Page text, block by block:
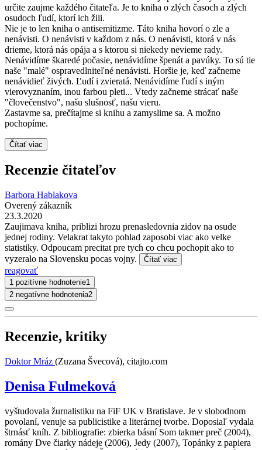
určite zaujme každého čitateľa. Je to kniha o zlých časoch a zlých
osudoch ľudí, ktorí ich žili.
Nie je to len kniha o antisemitizme. Táto kniha hovorí o zle a
nenávisti. O nenávisti v každom z nás. O nenávisti, ktorá v nás
drieme, ktorá nás opája a s ktorou si niekedy nevieme rady.
Nenávidíme škaredé počasie, nenávidíme špenát a pavúky. To sú tie
naše "malé" ospravedlniteľné nenávisti. Horšie je, keď začneme
nenávidieť živých. Ľudí i zvieratá. Nenávidíme ľudí s iným
vierovyznaním, inou farbou pleti... Vtedy začneme strácať naše
"človečenstvo", našu slušnosť, našu vieru.
Zastavme sa, prečítajme si knihu a zamyslime sa. A možno
pochopíme.
Čítať viac
Recenzie čitateľov
Barbora Hablakova
Overený zákazník
23.3.2020
Zaujimava kniha, priblizi hrozu prenasledovnia zidov na osude
jednej rodiny. Velakrat takyto pohlad zaposobi viac ako velke
statistiky. Odpoucam precitat pre tych co chcu pochopit ako to
vyzeralo na Slovensku pocas vojny.
Čítať viac
reagovať
1 pozitívne hodnotenie1
2 negatívne hodnotenia2
Recenzie, kritiky
Doktor Mráz (Zuzana Švecová), citajto.com
Denisa Fulmeková
vyštudovala žurnalistiku na FiF UK v Bratislave. Je v slobodnom
povolaní, venuje sa publicistike a literárnej tvorbe. Doposiaľ vydala
štrnásť kníh. Z bibliografie: zbierka básní Som takmer preč (2004),
romány Dve čiarky nádeje (2006), Jedy (2007), Topánky z papiera